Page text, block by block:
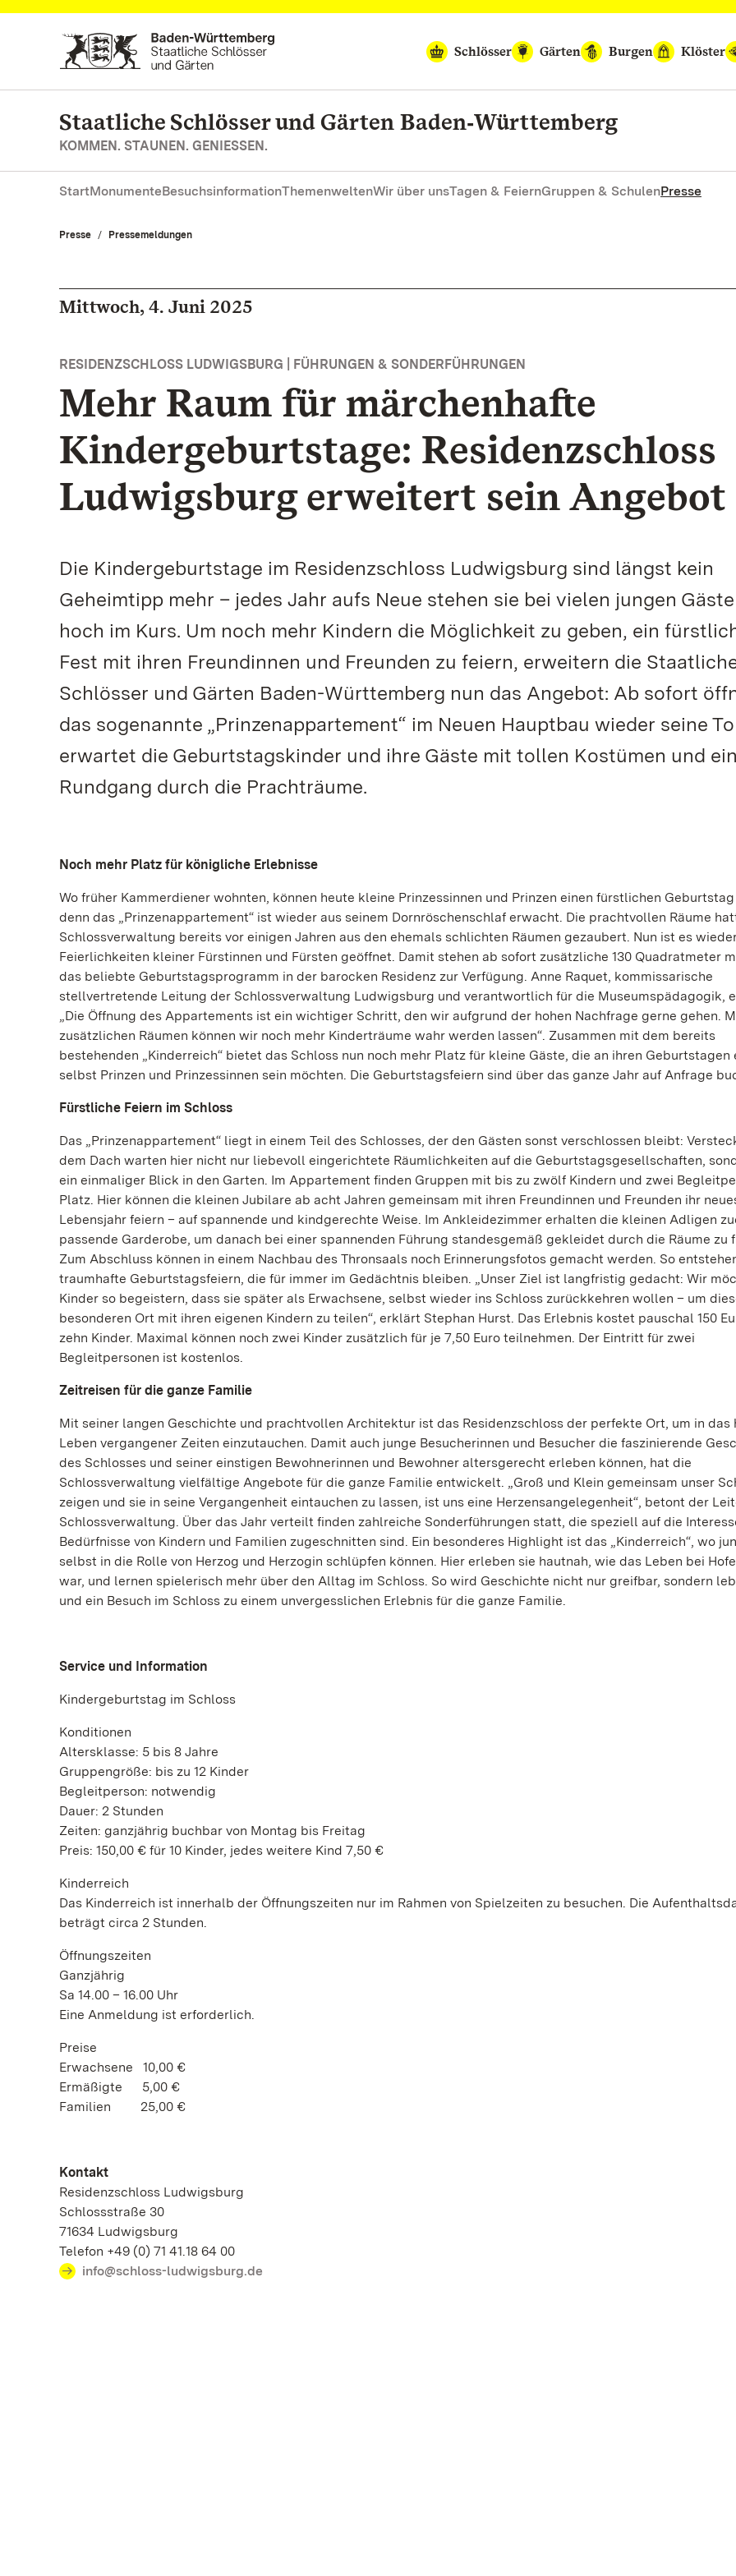
Zum Hauptinhalt springen
Schlösser
Gärten Burgen Klöster
Staatliche Schlösser und Gärten Baden‑Württemberg
KOMMEN. STAUNEN. GENIESSEN.
StartMonumenteBesuchsinformationThemenweltenWir über unsTagen & FeiernGruppen & SchulenPresse
Presse Pressemeldungen
Mittwoch, 4. Juni 2025
RESIDENZSCHLOSS LUDWIGSBURG | FÜHRUNGEN & SONDERFÜHRUNGEN
Mehr Raum für märchenhafte
Kindergeburtstage: Residenzschloss
Ludwigsburg erweitert sein Angebot
Die Kindergeburtstage im Residenzschloss Ludwigsburg sind längst kein
Geheimtipp mehr – jedes Jahr aufs Neue stehen sie bei vielen jungen
hoch im Kurs. Um noch mehr Kindern die Möglichkeit zu geben, ein
Fest mit ihren Freundinnen und Freunden zu feiern, erweitern die
Schlösser und Gärten Baden-Württemberg nun das Angebot: Ab sofort
das sogenannte „Prinzenappartement“ im Neuen Hauptbau wieder seine
erwartet die Geburtstagskinder und ihre Gäste mit tollen Kostümen und
Rundgang durch die Prachträume.
Noch mehr Platz für königliche Erlebnisse
Wo früher Kammerdiener wohnten, können heute kleine Prinzessinnen und Prinzen einen fürstlichen
denn das „Prinzenappartement“ ist wieder aus seinem Dornröschenschlaf erwacht. Die prachtvollen Räume
Schlossverwaltung bereits vor einigen Jahren aus den ehemals schlichten Räumen gezaubert. Nun ist es
Feierlichkeiten kleiner Fürstinnen und Fürsten geöffnet. Damit stehen ab sofort zusätzliche 130 Quadratmeter
das beliebte Geburtstagsprogramm in der barocken Residenz zur Verfügung. Anne Raquet, kommissarische
stellvertretende Leitung der Schlossverwaltung Ludwigsburg und verantwortlich für die Museumspädagogik,
„Die Öffnung des Appartements ist ein wichtiger Schritt, den wir aufgrund der hohen Nachfrage gerne gehen.
zusätzlichen Räumen können wir noch mehr Kinderträume wahr werden lassen“. Zusammen mit dem bereits
bestehenden „Kinderreich“ bietet das Schloss nun noch mehr Platz für kleine Gäste, die an ihren Geburtstagen
selbst Prinzen und Prinzessinnen sein möchten. Die Geburtstagsfeiern sind über das ganze Jahr auf Anfrage
Fürstliche Feiern im Schloss
Das „Prinzenappartement“ liegt in einem Teil des Schlosses, der den Gästen sonst verschlossen bleibt:
dem Dach warten hier nicht nur liebevoll eingerichtete Räumlichkeiten auf die Geburtstagsgesellschaften,
ein einmaliger Blick in den Garten. Im Appartement finden Gruppen mit bis zu zwölf Kindern und zwei
Platz. Hier können die kleinen Jubilare ab acht Jahren gemeinsam mit ihren Freundinnen und Freunden ihr
Lebensjahr feiern – auf spannende und kindgerechte Weise. Im Ankleidezimmer erhalten die kleinen Adligen
passende Garderobe, um danach bei einer spannenden Führung standesgemäß gekleidet durch die Räume zu
Zum Abschluss können in einem Nachbau des Thronsaals noch Erinnerungsfotos gemacht werden. So
traumhafte Geburtstagsfeiern, die für immer im Gedächtnis bleiben. „Unser Ziel ist langfristig gedacht: Wir
Kinder so begeistern, dass sie später als Erwachsene, selbst wieder ins Schloss zurückkehren wollen – um
besonderen Ort mit ihren eigenen Kindern zu teilen“, erklärt Stephan Hurst. Das Erlebnis kostet pauschal 150
zehn Kinder. Maximal können noch zwei Kinder zusätzlich für je 7,50 Euro teilnehmen. Der Eintritt für zwei
Begleitpersonen ist kostenlos.
Zeitreisen für die ganze Familie
Mit seiner langen Geschichte und prachtvollen Architektur ist das Residenzschloss der perfekte Ort, um in das
Leben vergangener Zeiten einzutauchen. Damit auch junge Besucherinnen und Besucher die faszinierende
des Schlosses und seiner einstigen Bewohnerinnen und Bewohner altersgerecht erleben können, hat die
Schlossverwaltung vielfältige Angebote für die ganze Familie entwickelt. „Groß und Klein gemeinsam unser
zeigen und sie in seine Vergangenheit eintauchen zu lassen, ist uns eine Herzensangelegenheit“, betont der
Schlossverwaltung. Über das Jahr verteilt finden zahlreiche Sonderführungen statt, die speziell auf die
Bedürfnisse von Kindern und Familien zugeschnitten sind. Ein besonderes Highlight ist das „Kinderreich“, wo
selbst in die Rolle von Herzog und Herzogin schlüpfen können. Hier erleben sie hautnah, wie das Leben bei
war, und lernen spielerisch mehr über den Alltag im Schloss. So wird Geschichte nicht nur greifbar, sondern
und ein Besuch im Schloss zu einem unvergesslichen Erlebnis für die ganze Familie.
Service und Information
Kindergeburtstag im Schloss
Konditionen
Altersklasse: 5 bis 8 Jahre
Gruppengröße: bis zu 12 Kinder
Begleitperson: notwendig
Dauer: 2 Stunden
Zeiten: ganzjährig buchbar von Montag bis Freitag
Preis: 150,00 € für 10 Kinder, jedes weitere Kind 7,50 €
Kinderreich
Das Kinderreich ist innerhalb der Öffnungszeiten nur im Rahmen von Spielzeiten zu besuchen. Die
beträgt circa 2 Stunden.
Öffnungszeiten
Ganzjährig
Sa 14.00 – 16.00 Uhr
Eine Anmeldung ist erforderlich.
Preise
Erwachsene 10,00 €
Ermäßigte 5,00 €
Familien 25,00 €
Kontakt
Residenzschloss Ludwigsburg
Schlossstraße 30
71634 Ludwigsburg
Telefon +49 (0) 71 41.18 64 00
info@schloss-ludwigsburg.de